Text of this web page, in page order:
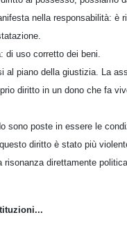
nella responsabilità:
di uso corretto dei beni.
al piano della giustizia. La
diritto in un dono che fa
sono poste in essere le
diritto è stato più
risonanza direttamente